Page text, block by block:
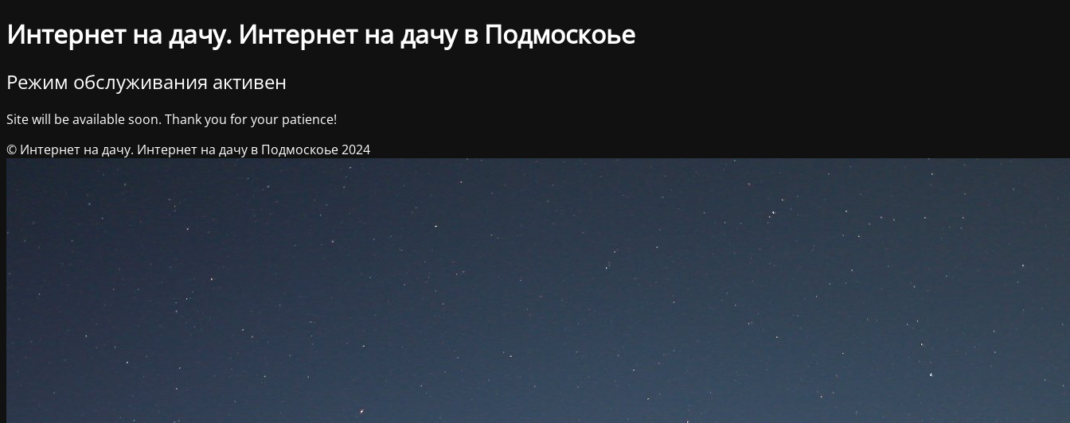
Интернет на дачу. Интернет на дачу в Подмоскоье
Режим обслуживания активен
Site will be available soon. Thank you for your patience!
© Интернет на дачу. Интернет на дачу в Подмоскоье 2024